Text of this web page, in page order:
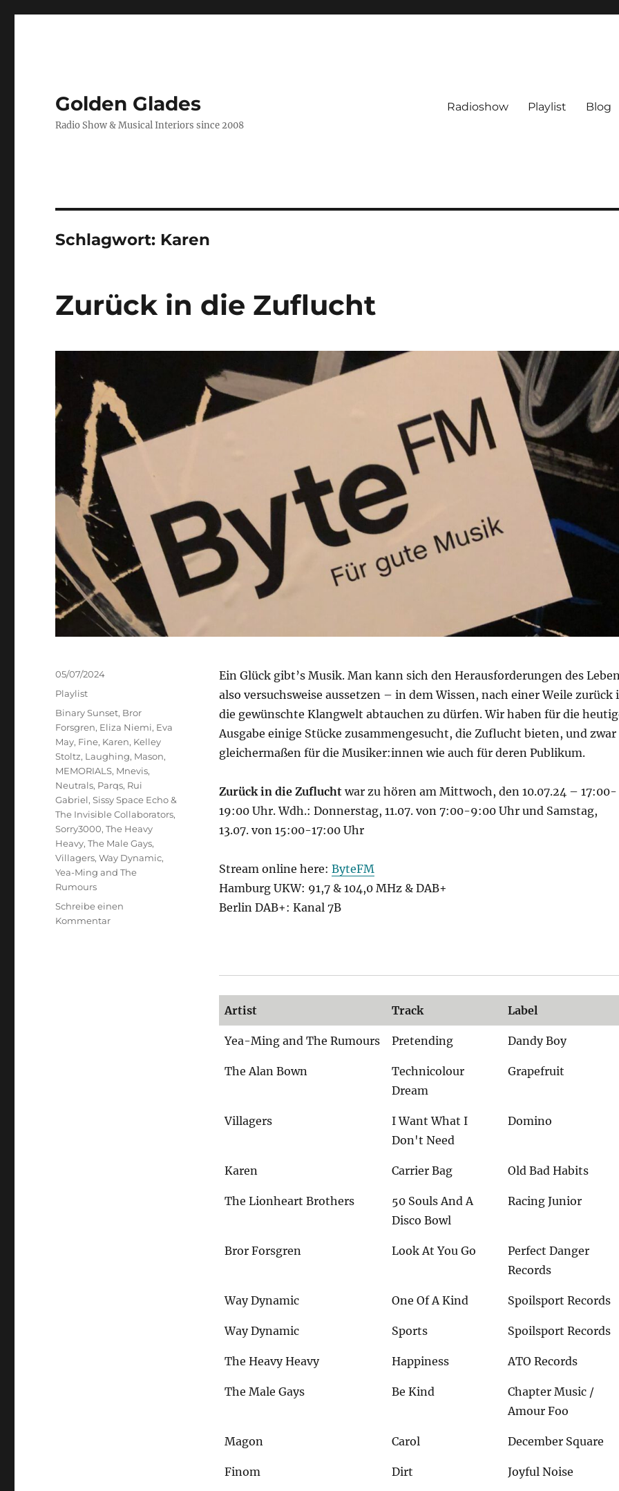
Golden Glades
Radio Show & Musical Interiors since 2008
Radioshow Playlist Blog
Schlagwort: Karen
Zurück in die Zuflucht
Ein Glück gibt’s Musik. Man kann sich den Herausforderungen des
also versuchsweise aussetzen – in dem Wissen, nach einer Weile zurück
die gewünschte Klangwelt abtauchen zu dürfen. Wir haben für die
Ausgabe einige Stücke zusammengesucht, die Zuflucht bieten, und zwar
gleichermaßen für die Musiker:innen wie auch für deren Publikum.
Zurück in die Zuflucht war zu hören am Mittwoch, den 10.07.24 – 17:00-
19:00 Uhr. Wdh.: Donnerstag, 11.07. von 7:00-9:00 Uhr und Samstag,
13.07. von 15:00-17:00 Uhr
Stream online here: ByteFM
Hamburg UKW: 91,7 & 104,0 MHz & DAB+
Berlin DAB+: Kanal 7B
Artist Track Label
Yea-Ming and The Rumours Pretending Dandy Boy
The Alan Bown
Technicolour
Dream
Grapefruit
Villagers
I Want What I
Don't Need
Domino
Karen Carrier Bag Old Bad Habits
The Lionheart Brothers
50 Souls And A
Disco Bowl
Racing Junior
Bror Forsgren Look At You Go
Perfect Danger
Records
Way Dynamic One Of A Kind Spoilsport Records
Way Dynamic Sports Spoilsport Records
The Heavy Heavy Happiness ATO Records
The Male Gays Be Kind
Chapter Music /
Amour Foo
Magon Carol December Square
Finom Dirt Joyful Noise
Veröffentlicht
am
05/07/2024
Kategorien
Playlist
Schlagwörter
Binary Sunset, Bror
Forsgren, Eliza Niemi, Eva
May, Fine, Karen, Kelley
Stoltz, Laughing, Mason,
MEMORIALS, Mnevis,
Neutrals, Parqs, Rui
Gabriel,Sissy Space Echo &
The Invisible Collaborators,
Sorry3000,The Heavy
Heavy,The Male Gays,
Villagers,Way Dynamic,
Yea-Ming and The
Rumours
Schreibe einen
Kommentarzu